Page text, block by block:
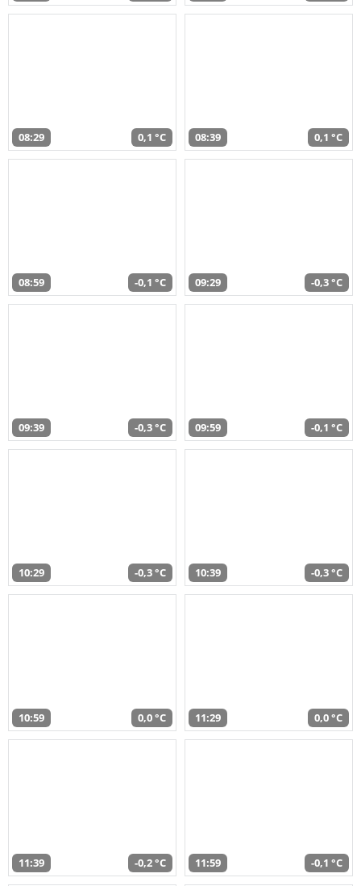
08:29 0,1 °C 08:39 0,1 °C
08:59 -0,1 °C 09:29 -0,3 °C
09:39 -0,3 °C 09:59 -0,1 °C
10:29 -0,3 °C 10:39 -0,3 °C
10:59 0,0 °C 11:29 0,0 °C
11:39 -0,2 °C 11:59 -0,1 °C